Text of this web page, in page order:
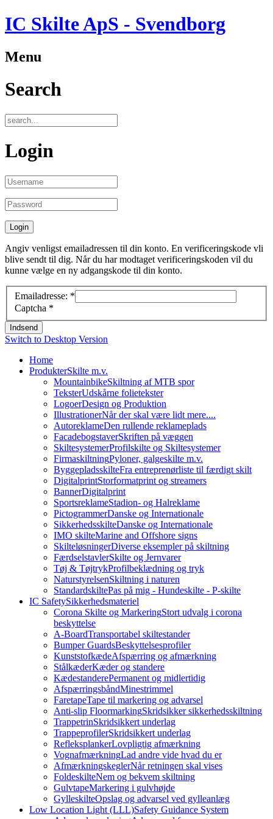
IC Skilte ApS - Svendborg
Menu
Search
Login
Angiv venligst emailadressen til din konto. En verificeringskode vli
blive sendt til dig. Når du har modtaget verificeringskoden vil du
kunne vælge en ny adgangskode til din konto.
Emailadresse: *
Captcha *
Indsend
Switch to Desktop Version
Home
ProdukterSkilte m.v.
MountainbikeSkiltning af MTB spor
TeksterUdskårne folietekster
LogoerDesign og Produktion
IllustrationerNår der skal være lidt mere....
AutoreklameDen rullende reklameplads
FacadebogstaverSkriften på væggen
SkiltesystemerProfilskilte og Skiltesystemer
FirmaskiltningPyloner, galgeskilte m.v.
ByggepladsskilteFra entreprenørliste til færdigt skilt
DigitalprintStorformatprint og streamers
BannerDigitalprint
SportsreklameStadion- og Halreklame
PictogrammerDanske og Internationale
SikkerhedsskilteDanske og Internationale
IMO skilteMarine and Offshore signs
SkilteløsningerDiverse eksempler på skiltning
FærdselstavlerSkilte og Jernvarer
Tøj & TøjtrykProfilbeklædning og tryk
NaturstyrelsenSkiltning i naturen
StandardskiltePas på mig - Hundeskilte - P-skilte
IC SafetySikkerhedsmateriel
Corona Skilte og MarkeringStort udvalg i corona
beskyttelse
A-BoardTransportabel skiltestander
Bumper GuardsBeskyttelsesprofiler
KunststofkædeAfspærring og afmærkning
StålkæderKæder og standere
KædestanderePermanent og midlertidig
AfspærringsbåndMinestrimmel
FaretapeTape til markering og advarsel
Anti-slip FloormarkingSkridsikker sikkerhedsskiltning
TrappetrinSkridsikkert underlag
TrappeprofilerSkridsikkert underlag
RefleksplankerLovpligtig afmærkning
VognafmærkningLad andre vide hvad du er
AfmærkningskeglerNår retningen skal vises
FoldeskilteNem og bekvem skiltning
GulvtapeMarkering i gulvhøjde
GylleskilteOpslag og advarsel ved gylleanlæg
Low Location Light (LLL)Safety Guidance System